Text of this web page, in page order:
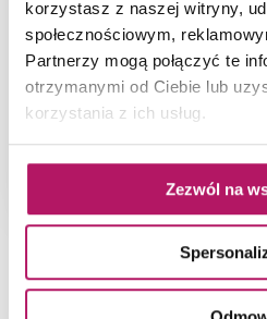
korzystasz z naszej witryny,
społecznościowym,
Partnerzy mogą połączyć te
otrzymanymi od Ciebie lub
korzystania z ich usług.
Zezwól na
biała/KeraTect
ZOBACZ PRODUKT